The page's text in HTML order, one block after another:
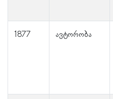
1877 ავტორობა